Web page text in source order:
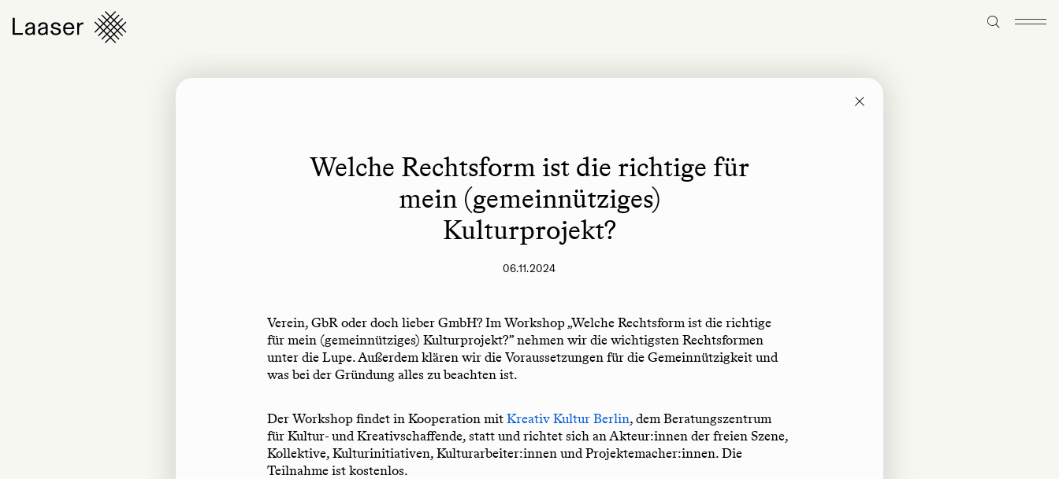
Welche Rechtsform ist die richtige für
mein (gemeinnütziges)
Kulturprojekt?
06.11.2024
Verein, GbR oder doch lieber GmbH? Im Workshop „Welche Rechtsform ist die richtige
für mein (gemeinnütziges) Kulturprojekt?” nehmen wir die wichtigsten Rechtsformen
unter die Lupe. Außerdem klären wir die Voraussetzungen für die Gemeinnützigkeit und
was bei der Gründung alles zu beachten ist.
Der Workshop findet in Kooperation mitKreativ Kultur Berlin, dem Beratungszentrum
für Kultur- und Kreativschaffende, statt und richtet sich an Akteur:innen der freien Szene,
Kollektive, Kulturinitiativen, Kulturarbeiter:innen und Projektemacher:innen. Die
Teilnahme ist kostenlos.